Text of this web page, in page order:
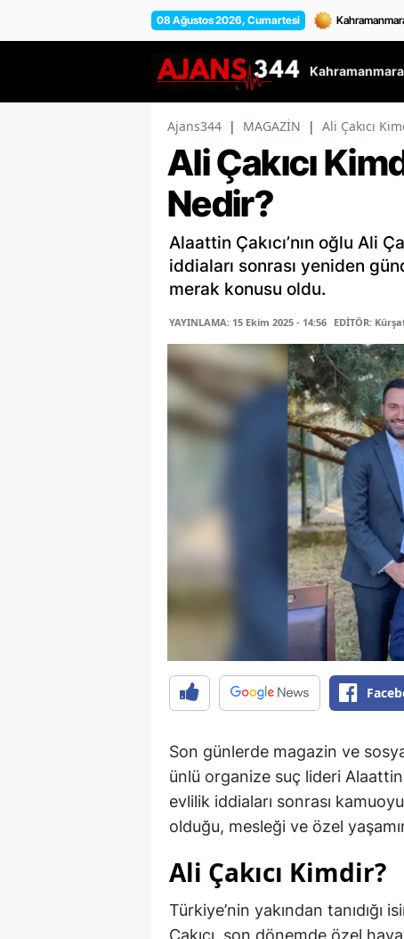
08 Ağustos 2026, Cumartesi
Ajans344 | MAGAZİN | Ali Çakıcı
Ali Çakıcı
Nedir?
Alaattin Çakıcı’nın oğlu Ali
iddiaları sonrası yeniden
merak konusu oldu.
YAYINLAMA: 15 Ekim 2025 - 14:56 EDİTÖR:
Son günlerde magazin ve
ünlü organize suç lideri Alaattin
evlilik iddiaları sonrası
olduğu, mesleği ve özel
Ali Çakıcı Kimdir?
Türkiye’nin yakından tanıdığı